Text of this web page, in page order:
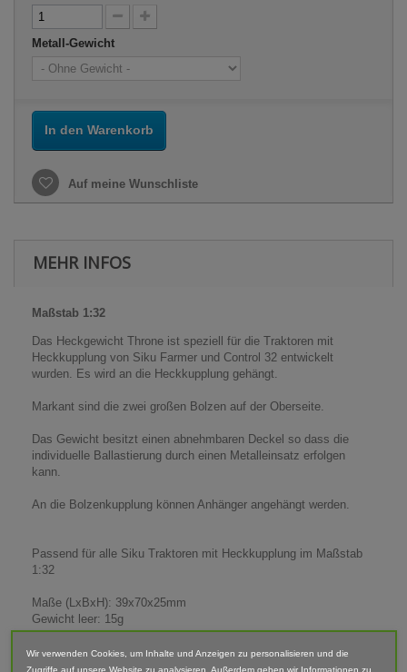
Metall-Gewicht
In den Warenkorb
Auf meine Wunschliste
MEHR INFOS
Maßstab 1:32
Das Heckgewicht Throne ist speziell für die Traktoren mit
Heckkupplung von Siku Farmer und Control 32 entwickelt
wurden. Es wird an die Heckkupplung gehängt.
Markant sind die zwei großen Bolzen auf der Oberseite.
Das Gewicht besitzt einen abnehmbaren Deckel so dass die
individuelle Ballastierung durch einen Metalleinsatz erfolgen
kann.
An die Bolzenkupplung können Anhänger angehängt werden.
Passend für alle Siku Traktoren mit Heckkupplung im Maßstab
1:32
Maße (LxBxH): 39x70x25mm
Gewicht leer: 15g
Gewicht mit Metalleinsatz: 110g
Wir verwenden Cookies, um Inhalte und Anzeigen zu personalisieren und die
Zugriffe auf unsere Website zu analysieren. Außerdem geben wir Informationen zu